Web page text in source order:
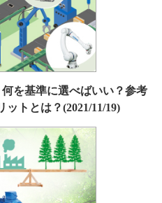
を基準に選べばいい？参考
ットとは？(2021/11/19)